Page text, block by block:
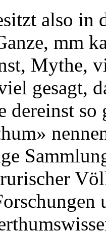
also in
mm
Mythe,
gesagt,
dereinst